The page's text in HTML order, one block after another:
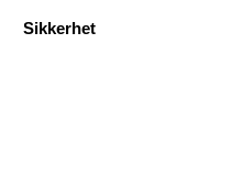
Sikkerhet